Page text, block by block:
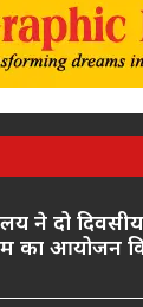
ने दो
का आयोजन